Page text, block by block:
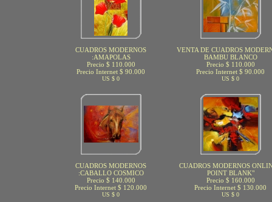
CUADROS MODERNOS
:AMAPOLAS
Precio $ 110.000
Precio Internet $ 90.000
US $ 0
VENTA DE CUADROS
BAMBU BLANCO
Precio $ 110.000
Precio Internet $ 90.000
US $ 0
CUADROS MODERNOS
:CABALLO COSMICO
Precio $ 140.000
Precio Internet $ 120.000
US $ 0
CUADROS MODERNOS
POINT BLANK"
Precio $ 160.000
Precio Internet $ 130.000
US $ 0